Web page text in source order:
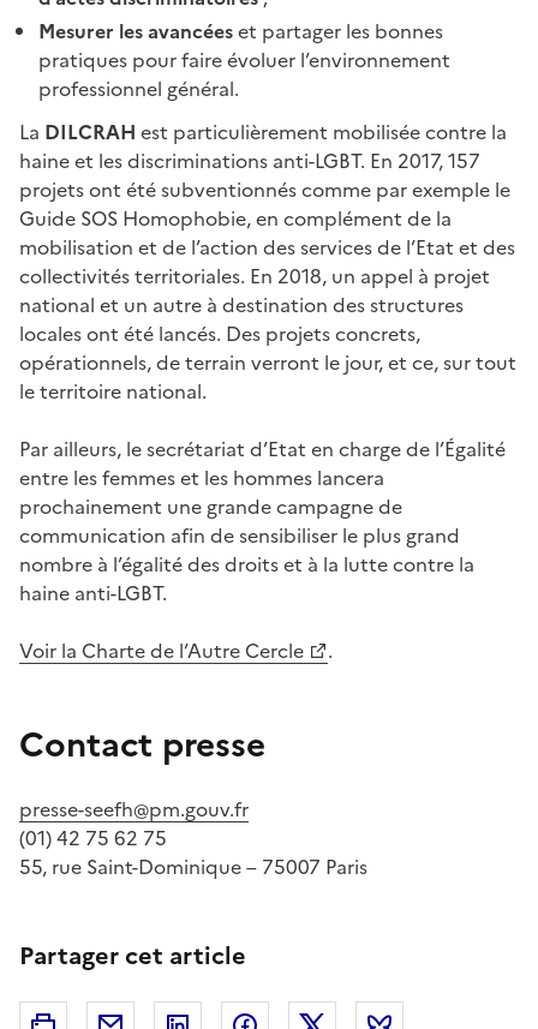
Mesurer les avancéeset partager les bonnes
pratiques pour faire évoluer l’environnement
professionnel général.
La DILCRAH est particulièrement mobilisée contre la
haine et les discriminations anti-LGBT. En 2017, 157
projets ont été subventionnés comme par exemple le
Guide SOS Homophobie, en complément de la
mobilisation et de l’action des services de l’Etat et des
collectivités territoriales. En 2018, un appel à projet
national et un autre à destination des structures
locales ont été lancés. Des projets concrets,
opérationnels, de terrain verront le jour, et ce, sur tout
le territoire national.
Par ailleurs, le secrétariat d’Etat en charge de l’Égalité
entre les femmes et les hommes lancera
prochainement une grande campagne de
communication afin de sensibiliser le plus grand
nombre à l’égalité des droits et à la lutte contre la
haine anti-LGBT.
Voir la Charte de l’Autre Cercle
.
Contact presse
presse-seefh@pm.gouv.fr
(01) 42 75 62 75
55, rue Saint-Dominique – 75007 Paris
Partager cet article